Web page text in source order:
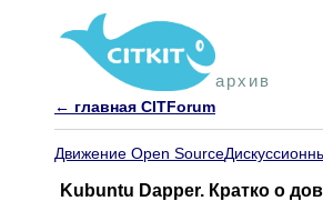
архив
← главная CITForum
Движение Open Source
Kubuntu Dapper. Кратко о